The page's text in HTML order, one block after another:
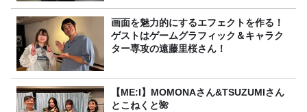
画面を魅力的にするエフェクトを作る！
ゲストはゲームグラフィック＆キャラク
ター専攻の遠藤里桜さん！
【ME:I】MOMONAさん&TSUZUMIさん
とこねくと🌺